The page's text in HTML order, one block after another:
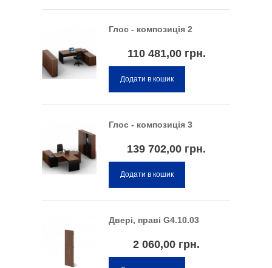
Глос - композиція 2
110 481,00 грн.
Додати в кошик
Глос - композиція 3
139 702,00 грн.
Додати в кошик
Двері, праві G4.10.03
2 060,00 грн.